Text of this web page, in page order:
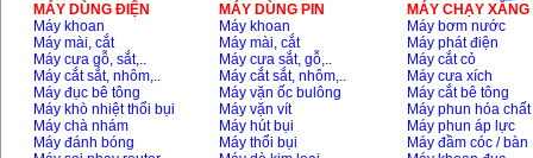
Máy khoan Bosch
GSB 550 (550W)
Giá:1132000
Bảng giá máy khoan
MÁY DÙNG ĐIỆN
Máy khoan
Máy mài, cắt
Máy cưa gỗ, sắt,..
Máy cắt sắt, nhôm,..
Máy đục bê tông
Máy khò nhiệt thổi bụi
Máy chà nhám
Máy đánh bóng
MÁY DÙNG PIN
Máy khoan
Máy mài, cắt
Máy cưa sắt, gỗ,..
Máy cắt sắt, nhôm,..
Máy vặn ốc bulông
Máy vặn vít
Máy hút bụi
Máy thổi bụi
MÁY CHẠY
Máy bơm nước
Máy phát điện
Máy cắt cỏ
Máy cưa xích
Máy cắt bê tông
Máy phun hóa chất
Máy phun áp lực
Máy đầm cóc / bàn